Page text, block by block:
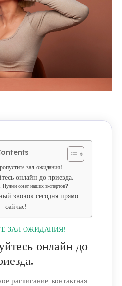
зал ожидания!
онлайн до приезда.
Нужен совет наших экспертов?
звонок сегодня прямо
сейчас!
ЗАЛ ОЖИДАНИЯ!
онлайн до
расписание, контактная